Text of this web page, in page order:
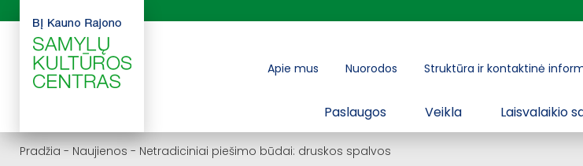
Apie mus Nuorodos Struktūra ir kontaktinė
Paslaugos Veikla Laisvalaikio
Pradžia - Naujienos - Netradiciniai piešimo būdai: druskos spalvos